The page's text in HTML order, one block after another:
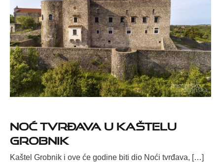
Noć tvrđava u Kaštelu
Grobnik
Kaštel Grobnik i ove će godine biti dio Noći tvrđava, […]